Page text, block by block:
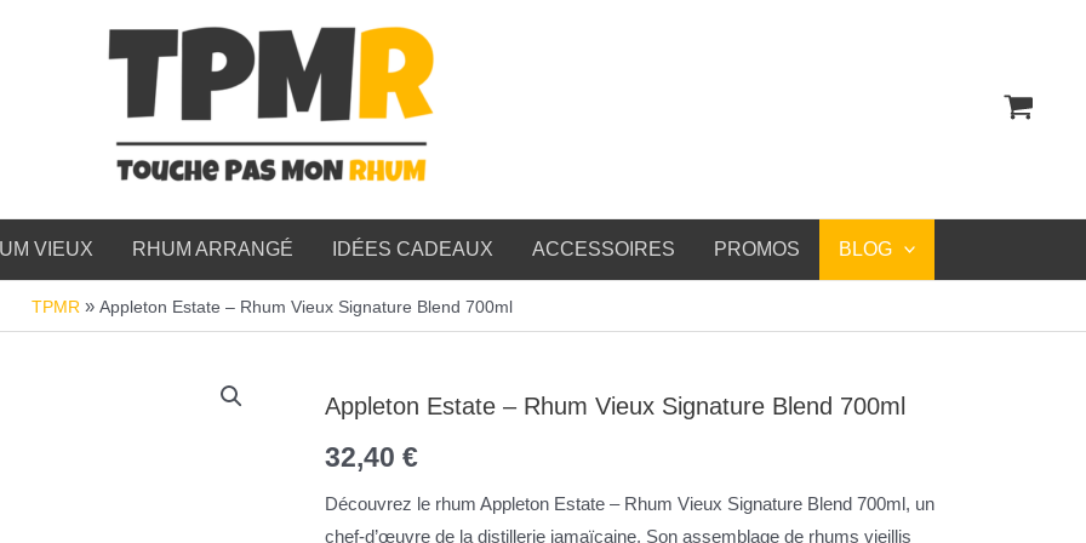
VIEUX RHUM ARRANGÉ IDÉES CADEAUX ACCESSOIRES PROMOS BLOG
TPMR » Appleton Estate – Rhum Vieux Signature Blend 700ml
Appleton Estate – Rhum Vieux Signature Blend 700ml
32,40 €
Découvrez le rhum Appleton Estate – Rhum Vieux Signature Blend 700ml, un
chef-d’œuvre de la distillerie jamaïcaine. Son assemblage de rhums vieillis